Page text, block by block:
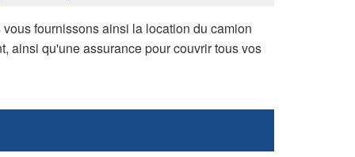
fournissons ainsi la location du camion
ainsi qu'une assurance pour couvrir tous vos